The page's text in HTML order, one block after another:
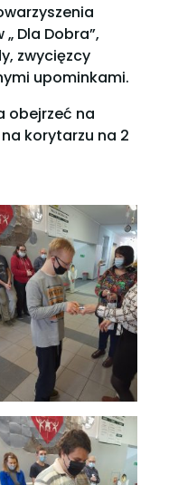
Dla Dobra”,
zwycięzcy
upominkami.
obejrzeć na
korytarzu na 2